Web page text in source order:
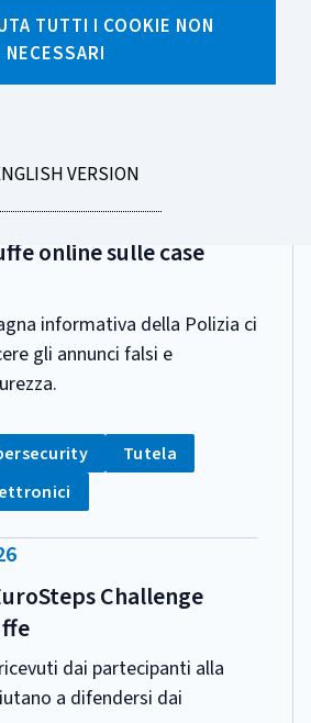
TUTTI I COOKIE NON
NECESSARI
VERSION
per tag "Scams"
Polizia di Stato per
online sulle case
informativa della Polizia ci
gli annunci falsi e
Tag:
Tutela
Challenge
dai partecipanti alla
a difendersi dai